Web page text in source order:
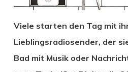
Viele starten den Tag mit
Lieblingsradiosender, der
Bad mit Musik oder